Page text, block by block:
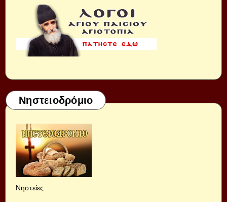
Νηστειοδρόμιο
Νηστείες